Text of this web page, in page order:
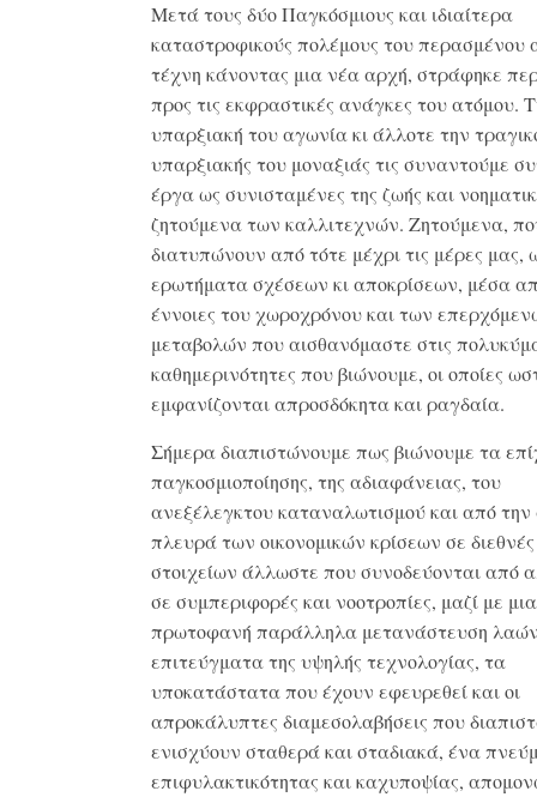
Μετά τους δύο Παγκόσμιους και ιδιαίτερα
καταστροφικούς πολέμους του περασμένου
τέχνη κάνοντας μια νέα αρχή, στράφηκε
προς τις εκφραστικές ανάγκες του ατόμου.
υπαρξιακή του αγωνία κι άλλοτε την
υπαρξιακής του μοναξιάς τις συναντούμε
έργα ως συνισταμένες της ζωής και
ζητούμενα των καλλιτεχνών. Ζητούμενα,
διατυπώνουν από τότε μέχρι τις μέρες μας,
ερωτήματα σχέσεων κι αποκρίσεων, μέσα
έννοιες του χωροχρόνου και των
μεταβολών που αισθανόμαστε στις
καθημερινότητες που βιώνουμε, οι οποίες
εμφανίζονται απροσδόκητα και ραγδαία.
Σήμερα διαπιστώνουμε πως βιώνουμε τα
παγκοσμιοποίησης, της αδιαφάνειας, του
ανεξέλεγκτου καταναλωτισμού και από
πλευρά των οικονομικών κρίσεων σε
στοιχείων άλλωστε που συνοδεύονται από
σε συμπεριφορές και νοοτροπίες, μαζί με μια
πρωτοφανή παράλληλα μετανάστευση
επιτεύγματα της υψηλής τεχνολογίας, τα
υποκατάστατα που έχουν εφευρεθεί και οι
απροκάλυπτες διαμεσολαβήσεις που
ενισχύουν σταθερά και σταδιακά, ένα
επιφυλακτικότητας και καχυποψίας,